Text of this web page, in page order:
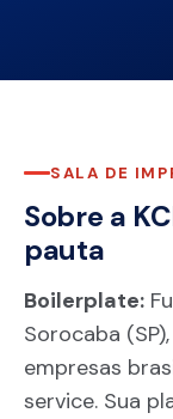
SALA DE
Sobre a
pauta
Boilerplate:
Sorocaba
empresas
service. Sua